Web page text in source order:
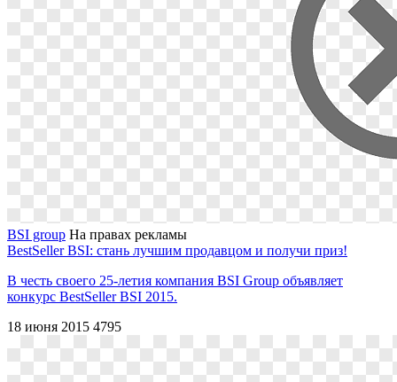
BSI group На правах рекламы
BestSeller BSI: стань лучшим продавцом и получи приз!
В честь своего 25-летия компания BSI Group объявляет
конкурс BestSeller BSI 2015.
18 июня 2015 4795